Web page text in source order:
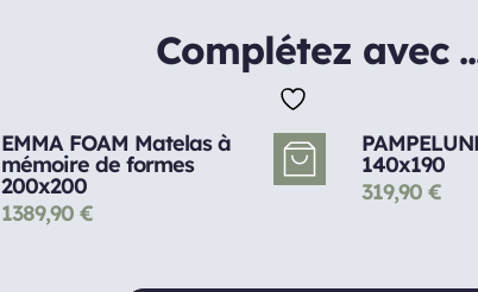
Complétez avec
EMMA FOAM Matelas à
mémoire de formes
200x200
1389,90 €
140x190
319,90 €